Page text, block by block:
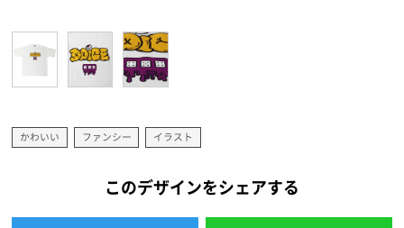
かわいい ファンシー イラスト
このデザインをシェアする